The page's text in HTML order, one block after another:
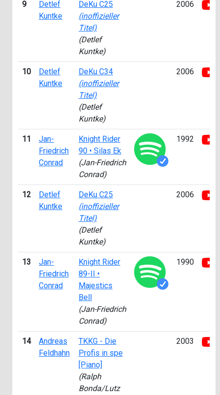
9
Detlef
Kuntke
DeKu C25
(inoffizieller
Titel)
(Detlef
Kuntke)
2006
10
Detlef
Kuntke
DeKu C34
(inoffizieller
Titel)
(Detlef
Kuntke)
2006
11
Jan-
Friedrich
Conrad
Knight Rider
90 • Silas Ek
(Jan-Friedrich
Conrad)
1992
12
Detlef
Kuntke
DeKu C25
(inoffizieller
Titel)
(Detlef
Kuntke)
2006
13
Jan-
Friedrich
Conrad
Knight Rider
89-II •
Majestics
Bell
(Jan-Friedrich
Conrad)
1990
14
Andreas
Feldhahn
TKKG - Die
Profis in spe
[Piano]
(Ralph
Bonda/Lutz
2003